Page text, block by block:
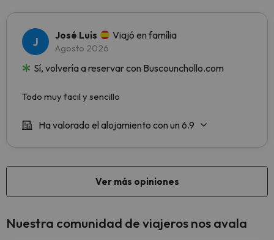
Nuestra comunidad de viajeros nos avala